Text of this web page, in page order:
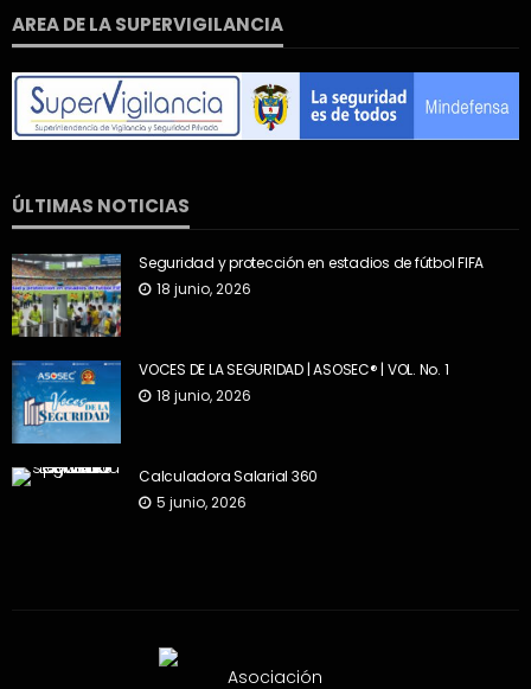
AREA DE LA SUPERVIGILANCIA
ÚLTIMAS NOTICIAS
Seguridad y protección en estadios de fútbol FIFA
18 junio, 2026
VOCES DE LA SEGURIDAD | ASOSEC® | VOL. No. 1
18 junio, 2026
Calculadora Salarial 360
5 junio, 2026